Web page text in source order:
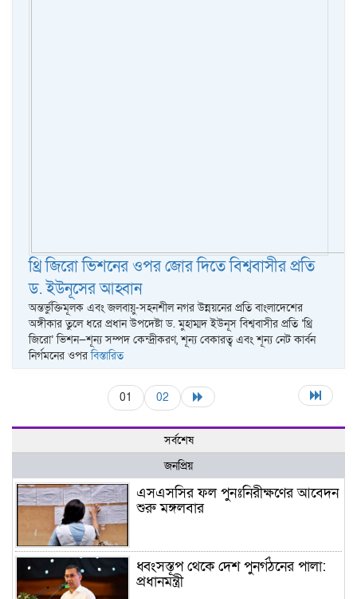
থ্রি জিরো ভিশনের ওপর জোর দিতে বিশ্ববাসীর প্রতি
ড. ইউনূসের আহ্বান
অন্তর্ভুক্তিমূলক এবং জলবায়ু-সহনশীল নগর উন্নয়নের প্রতি বাংলাদেশের
অঙ্গীকার তুলে ধরে প্রধান উপদেষ্টা ড. মুহাম্মদ ইউনূস বিশ্ববাসীর প্রতি ‘থ্রি
জিরো’ ভিশন—শূন্য সম্পদ কেন্দ্রীকরণ, শূন্য বেকারত্ব এবং শূন্য নেট কার্বন
নির্গমনের ওপরবিস্তারিত
01 02
সর্বশেষ
জনপ্রিয়
এসএসসির ফল পুনঃনিরীক্ষণের আবেদন
শুরু মঙ্গলবার
ধ্বংসস্তূপ থেকে দেশ পুনর্গঠনের পালা:
প্রধানমন্ত্রী